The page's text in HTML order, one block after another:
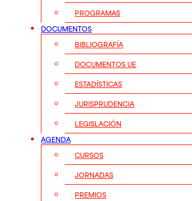
PROGRAMAS
DOCUMENTOS
BIBLIOGRAFÍA
DOCUMENTOS UE
ESTADÍSTICAS
JURISPRUDENCIA
LEGISLACIÓN
AGENDA
CURSOS
JORNADAS
PREMIOS